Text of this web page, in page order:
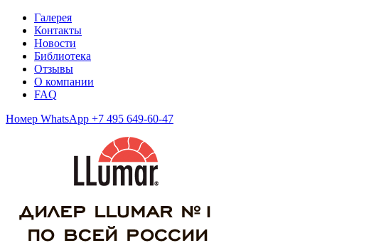
Галерея
Контакты
Новости
Библиотека
Отзывы
О компании
FAQ
Номер WhatsApp +7 495 649-60-47